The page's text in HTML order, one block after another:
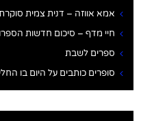
אמא אווזה – דנית צמית
חיי מדף – סיכום חדשות
ספרים לשבת
סופרים כותבים על היום בו